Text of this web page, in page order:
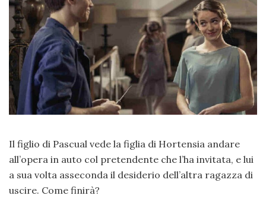
Il figlio di Pascual vede la figlia di Hortensia andare
all’opera in auto col pretendente che l’ha invitata, e lui
a sua volta asseconda il desiderio dell’altra ragazza di
uscire. Come finirà?